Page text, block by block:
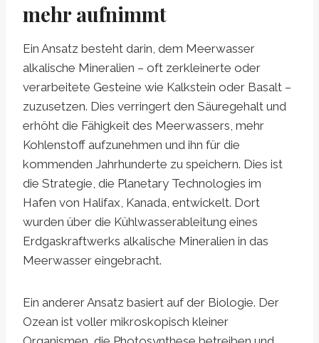
mehr aufnimmt
Ein Ansatz besteht darin, dem Meerwasser
alkalische Mineralien – oft zerkleinerte oder
verarbeitete Gesteine ​​wie Kalkstein oder Basalt –
zuzusetzen. Dies verringert den Säuregehalt und
erhöht die Fähigkeit des Meerwassers, mehr
Kohlenstoff aufzunehmen und ihn für die
kommenden Jahrhunderte zu speichern. Dies ist
die Strategie, die Planetary Technologies im
Hafen von Halifax, Kanada, entwickelt. Dort
wurden über die Kühlwasserableitung eines
Erdgaskraftwerks alkalische Mineralien in das
Meerwasser eingebracht.
Ein anderer Ansatz basiert auf der Biologie. Der
Ozean ist voller mikroskopisch kleiner